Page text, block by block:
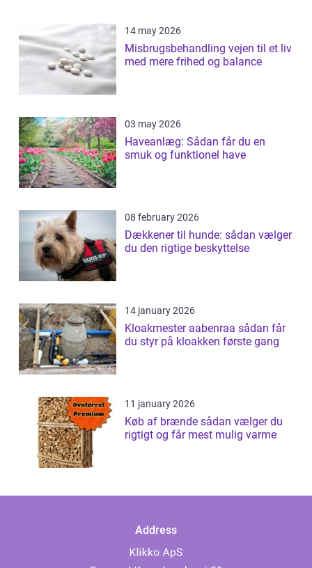
14 may 2026
Misbrugsbehandling vejen til et liv
med mere frihed og balance
03 may 2026
Haveanlæg: Sådan får du en
smuk og funktionel have
08 february 2026
Dækkener til hunde: sådan vælger
du den rigtige beskyttelse
14 january 2026
Kloakmester aabenraa sådan får
du styr på kloakken første gang
11 january 2026
Køb af brænde sådan vælger du
rigtigt og får mest mulig varme
Address